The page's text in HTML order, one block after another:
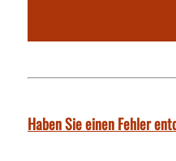
Haben Sie einen Fehler